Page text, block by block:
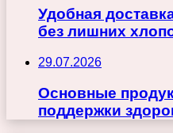
Удобная
без лишних
29.07.2026
Основные
поддержки